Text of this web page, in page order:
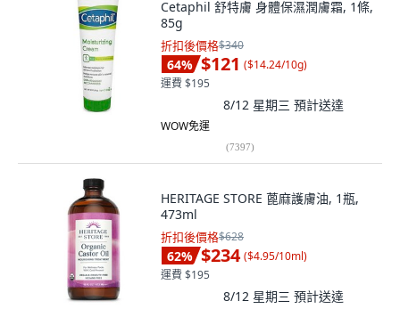
Cetaphil 舒特膚 身體保濕潤膚霜, 1條,
85g
折扣後價格$340
64% $121 ($14.24/10g)
運費 $195
8/12 星期三 預計送達
WOW免運
(7397)
HERITAGE STORE 蓖麻護膚油, 1瓶,
473ml
折扣後價格$628
62% $234 ($4.95/10ml)
運費 $195
8/12 星期三 預計送達